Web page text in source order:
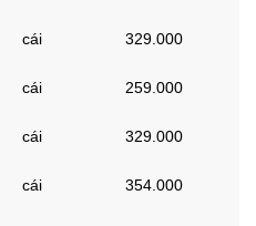
cái 329.000
cái 259.000
cái 329.000
cái 354.000